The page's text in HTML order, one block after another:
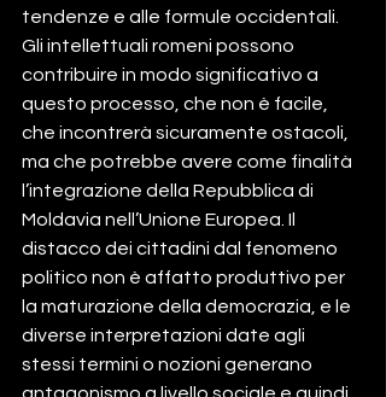
tendenze e alle formule occidentali.
Gli intellettuali romeni possono
contribuire in modo significativo a
questo processo, che non è facile,
che incontrerà sicuramente ostacoli,
ma che potrebbe avere come finalità
l’integrazione della Repubblica di
Moldavia nell’Unione Europea. Il
distacco dei cittadini dal fenomeno
politico non è affatto produttivo per
la maturazione della democrazia, e le
diverse interpretazioni date agli
stessi termini o nozioni generano